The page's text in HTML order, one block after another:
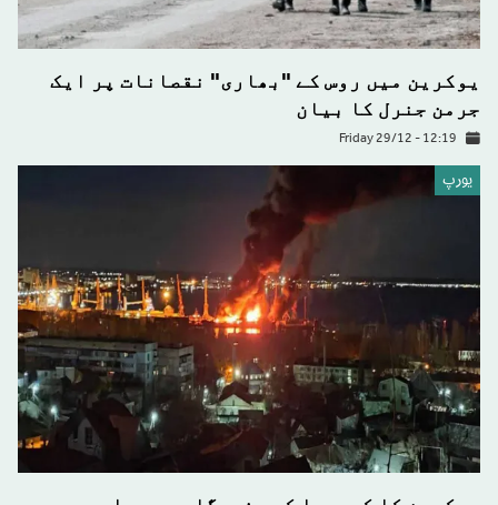
یوکرین میں روس کے "بھاری" نقصانات پر ایک
جرمن جنرل کا بیان
Friday 29/12 - 12:19
يورپ